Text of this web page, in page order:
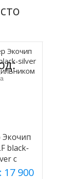
Экочип
black-
с
17 900